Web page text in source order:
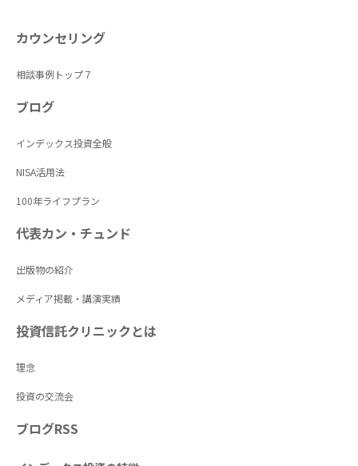
カウンセリング
相談事例トップ７
ブログ
インデックス投資全般
NISA活用法
100年ライフプラン
代表カン・チュンド
出版物の紹介
メディア掲載・講演実績
投資信託クリニックとは
理念
投資の交流会
ブログRSS